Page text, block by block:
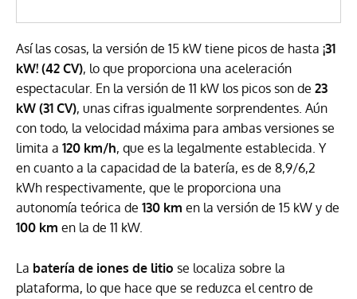
Así las cosas, la versión de 15 kW tiene picos de hasta ¡31
kW! (42 CV), lo que proporciona una aceleración
espectacular. En la versión de 11 kW los picos son de 23
kW (31 CV), unas cifras igualmente sorprendentes. Aún
con todo, la velocidad máxima para ambas versiones se
limita a 120 km/h, que es la legalmente establecida. Y
en cuanto a la capacidad de la batería, es de 8,9/6,2
kWh respectivamente, que le proporciona una
autonomía teórica de 130 km en la versión de 15 kW y de
100 km en la de 11 kW.
La batería de iones de litio se localiza sobre la
plataforma, lo que hace que se reduzca el centro de